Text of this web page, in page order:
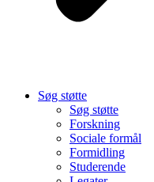
Søg støtte
Søg støtte
Forskning
Sociale formål
Formidling
Studerende